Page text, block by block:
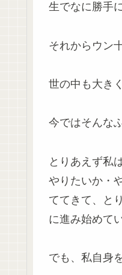
生でなに勝手
それからウン
世の中も大き
今ではそんな
とりあえず私
やりたいか・
ててきて、と
に進み始めて
でも、私自身